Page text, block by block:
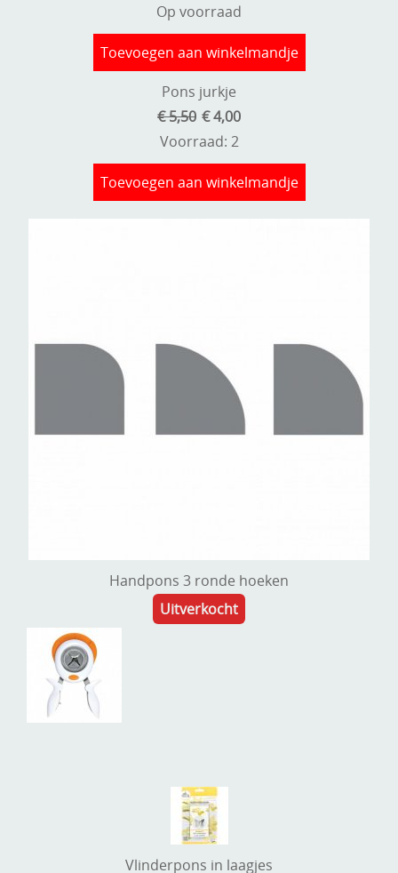
Op voorraad
Toevoegen aan winkelmandje
Pons jurkje
€ 5,50 € 4,00
Voorraad: 2
Toevoegen aan winkelmandje
Handpons 3 ronde hoeken
Uitverkocht
Vlinderpons in laagjes